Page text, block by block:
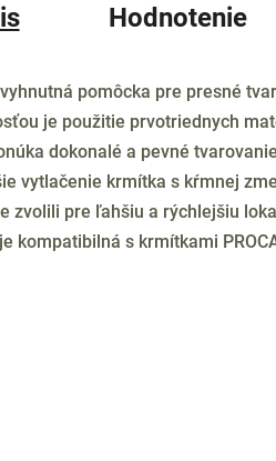
Hodnotenie
pomôcka pre presné
je použitie prvotriednych
dokonalé a pevné
vytlačenie krmítka s kŕmnej
zvolili pre ľahšiu a rýchlejšiu
kompatibilná s krmítkami